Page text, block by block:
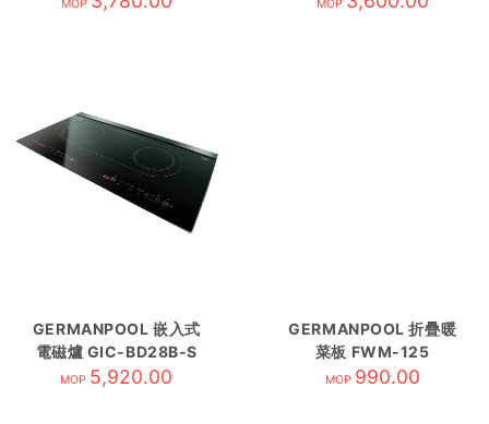
MOP MOP
GERMANPOOL 嵌入式
電磁爐 GIC-BD28B-S
MOP 5,920.00
GERMANPOOL 折疊暖
菜板 FWM-125
MOP 990.00